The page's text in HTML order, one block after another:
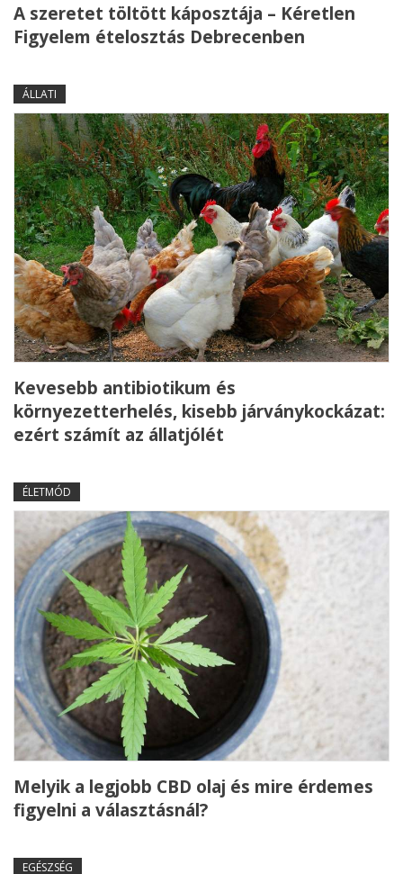
A szeretet töltött káposztája – Kéretlen
Figyelem ételosztás Debrecenben
ÁLLATI
Kevesebb antibiotikum és
környezetterhelés, kisebb járványkockázat:
ezért számít az állatjólét
ÉLETMÓD
Melyik a legjobb CBD olaj és mire érdemes
figyelni a választásnál?
EGÉSZSÉG